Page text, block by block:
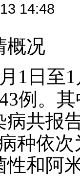
13 14:48
概况
月 1 日至1
例。
病共报
种依
性和阿